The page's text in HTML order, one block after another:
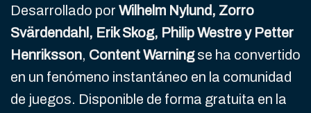
Desarrollado por Wilhelm Nylund, Zorro
Svärdendahl, Erik Skog, Philip Westre y Petter
Henriksson, Content Warningse ha convertido
en un fenómeno instantáneo en la comunidad
de juegos. Disponible de forma gratuita en la